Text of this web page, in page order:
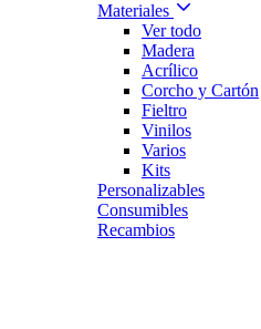
Materiales
Ver todo
Madera
Acrílico
Corcho y Cartón
Fieltro
Vinilos
Varios
Kits
Personalizables
Consumibles
Recambios